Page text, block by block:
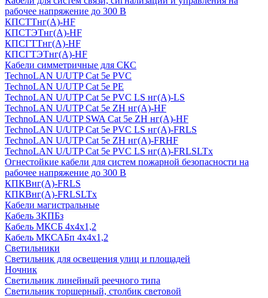
рабочее напряжение до 300 В
КПСТТнг(A)-HF
КПСТЭТнг(A)-HF
КПСГТТнг(A)-HF
КПСГТЭТнг(A)-HF
Кабели симметричные для СКС
TechnoLAN U/UTP Cat 5e PVC
TechnoLAN U/UTP Cat 5e PE
TechnoLAN U/UTP Cat 5e PVC LS нг(A)-LS
TechnoLAN U/UTP Cat 5e ZH нг(A)-HF
TechnoLAN U/UTP SWA Cat 5e ZH нг(A)-HF
TechnoLAN U/UTP Cat 5e PVC LS нг(A)-FRLS
TechnoLAN U/UTP Cat 5e ZH нг(A)-FRHF
TechnoLAN U/UTP Cat 5e PVC LS нг(A)-FRLSLTx
Огнестойкие кабели для систем пожарной безопасности на
рабочее напряжение до 300 В
КПКВнг(A)-FRLS
КПКВнг(A)-FRLSLTx
Кабели магистральные
Кабель ЗКПБз
Кабель МКСБ 4х4х1,2
Кабель МКСАБп 4х4х1,2
Светильники
Светильник для освещения улиц и площадей
Ночник
Светильник линейный реечного типа
Светильник торшерный, столбик световой